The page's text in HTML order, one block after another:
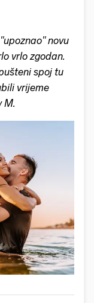
novu
vrlo zgodan.
spoj tu
vrijeme
M.